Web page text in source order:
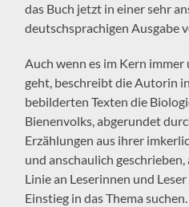
das Buch jetzt in einer sehr
deutschsprachigen Ausgabe
Auch wenn es im Kern
geht, beschreibt die Autorin
bebilderten Texten die
Bienenvolks, abgerundet
Erzählungen aus ihrer
und anschaulich
Linie an Leserinnen und
Einstieg in das Thema